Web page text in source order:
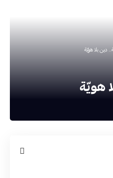
دين بلا هويّة
هويّة